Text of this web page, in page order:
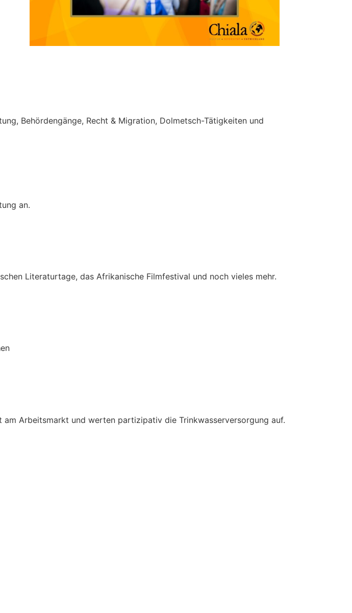
Behördengänge, Recht & Migration, Dolmetsch-Tätigkeiten und
an.
Literaturtage, das Afrikanische Filmfestival und noch vieles mehr.
Arbeitsmarkt und werten partizipativ die Trinkwasserversorgung auf.